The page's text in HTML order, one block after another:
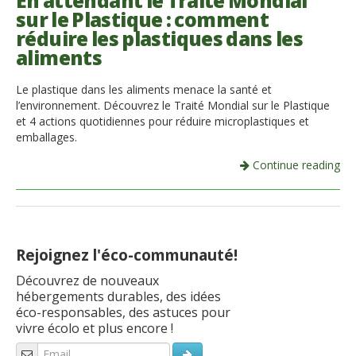
Italiano
sur le Plastique : comment
réduire les plastiques dans les
aliments
Le plastique dans les aliments menace la santé et
l’environnement. Découvrez le Traité Mondial sur le Plastique
et 4 actions quotidiennes pour réduire microplastiques et
emballages.
Continue reading
Rejoignez l'éco-communauté!
Découvrez de nouveaux
hébergements durables, des idées
éco-responsables, des astuces pour
vivre écolo et plus encore !